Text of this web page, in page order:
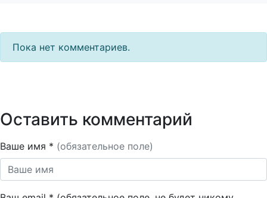
Пока нет комментариев.
Оставить комментарий
Ваше имя * (обязательное поле)